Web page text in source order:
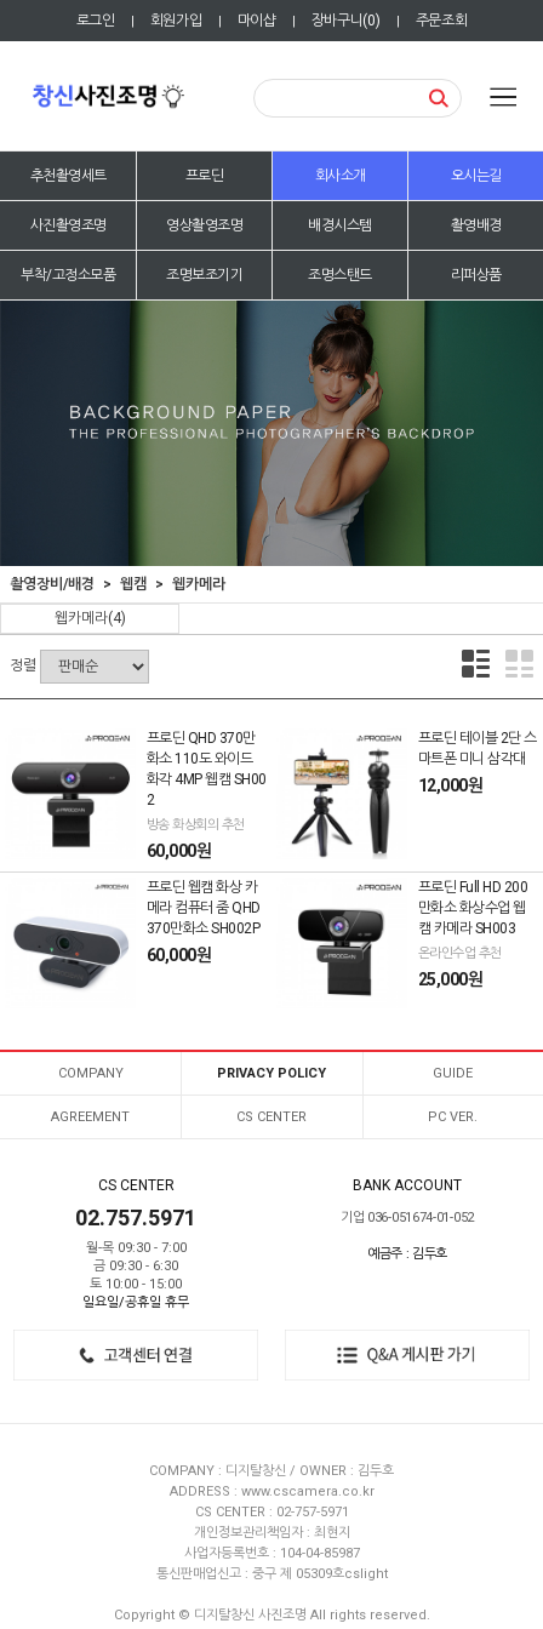
로그인 | 회원가입 | 마이샵 | 장바구니(0) | 주문조회
추천촬영세트 프로딘 회사소개 오시는길
사진촬영조명 영상촬영조명 배경시스템 촬영배경
부착/고정소모품 조명보조기기 조명스탠드 리퍼상품
촬영장비/배경 웹캠
웹카메라
웹카메라(4)
정렬
프로딘 QHD 370만
화소 110도 와이드
화각 4MP 웹캠 SH00
2
방송 화상회의 추천
60,000원
프로딘 테이블 2단 스
마트폰 미니 삼각대
12,000원
프로딘 웹캠 화상 카
메라 컴퓨터 줌 QHD
370만화소 SH002P
60,000원
프로딘 Full HD 200
만화소 화상수업 웹
캠 카메라 SH003
온라인수업 추천
25,000원
COMPANY PRIVACY POLICY GUIDE
AGREEMENT CS CENTER PC VER.
CS CENTER
02.757.5971
월-목 09:30 - 7:00
금 09:30 - 6:30
토 10:00 - 15:00
일요일/공휴일 휴무
BANK ACCOUNT
기업 036-051674-01-052
예금주 : 김두호
COMPANY : 디지탈창신 / OWNER : 김두호
ADDRESS : www.cscamera.co.kr
CS CENTER : 02-757-5971
개인정보관리책임자 : 최현지
사업자등록번호 : 104-04-85987
통신판매업신고 : 중구 제 05309호cslight
Copyright © 디지탈창신 사진조명 All rights reserved.